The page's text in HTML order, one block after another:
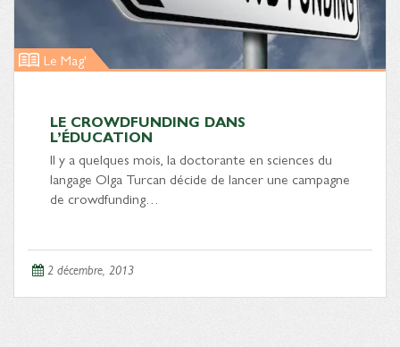
Le Mag'
LE CROWDFUNDING DANS
L’ÉDUCATION
Il y a quelques mois, la doctorante en sciences du
langage Olga Turcan décide de lancer une campagne
de crowdfunding…
2 décembre, 2013